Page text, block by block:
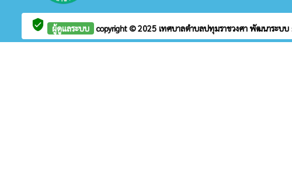
verified_user ผู้ดูแลระบบ copyright © 2025 เทศบาลตำบลปทุมราชวงศา พัฒนาระบบ